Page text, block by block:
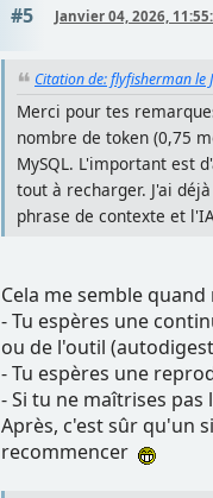
#5 Janvier 04, 2026,
Citation de: flyfisherman le
Merci pour tes
nombre de token (0,75
MySQL. L'important est
tout à recharger. J'ai
phrase de contexte et
Cela me semble
- Tu espères une
ou de l'outil
- Tu espères une
- Si tu ne maîtrises
Après, c'est sûr qu'un
recommencer